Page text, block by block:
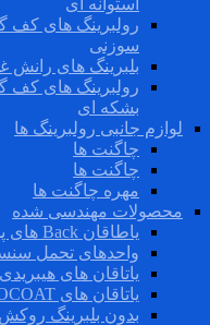
استوانه ای
رولبرینگ های کف
سوزنی
بلبرینگ های
رولبرینگ های کف
بشکه ای
لوازم جانبی رولبرینگ ها
چاگنت ها
چاگنت ها
مهره چاگنت ها
محصولات مهندسی شده
یاطاقان Back های پشتی
واحدهای تحمل
یاتاقان های هیبریدی
یاتاقان های INSOCOAT
بدون بلبرینگ روکش